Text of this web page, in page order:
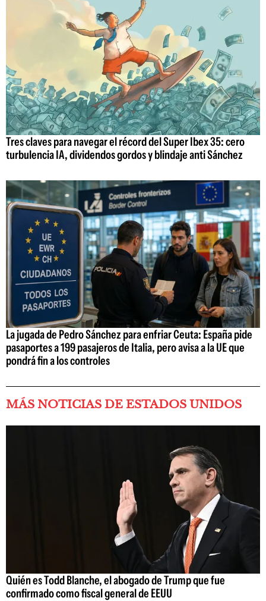
Tres claves para navegar el récord del Super Ibex 35: cero
turbulencia IA, dividendos gordos y blindaje anti Sánchez
La jugada de Pedro Sánchez para enfriar Ceuta: España pide
pasaportes a 199 pasajeros de Italia, pero avisa a la UE que
pondrá fin a los controles
MÁS NOTICIAS DE ESTADOS UNIDOS
Quién es Todd Blanche, el abogado de Trump que fue
confirmado como fiscal general de EEUU